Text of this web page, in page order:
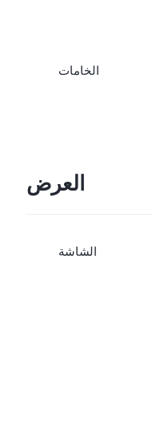
الخامات
العرض
الشاشة